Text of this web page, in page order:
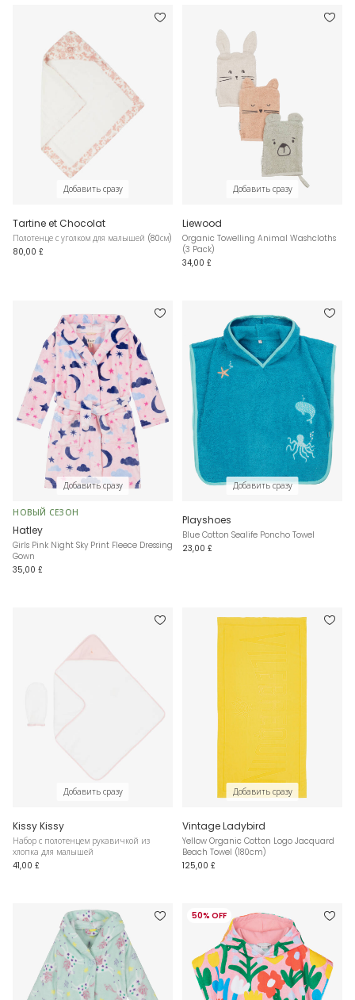
Добавить сразу
Tartine et Chocolat
Полотенце с уголком для малышей (80см)
80,00 £
Добавить сразу
Liewood
Organic Towelling Animal Washcloths
(3 Pack)
34,00 £
Добавить сразу
НОВЫЙ СЕЗОН
Hatley
Girls Pink Night Sky Print Fleece Dressing
Gown
35,00 £
Добавить сразу
Playshoes
Blue Cotton Sealife Poncho Towel
23,00 £
Добавить сразу
Kissy Kissy
Набор с полотенцем рукавичкой из
хлопка для малышей
41,00 £
Добавить сразу
Vintage Ladybird
Yellow Organic Cotton Logo Jacquard
Beach Towel (180cm)
125,00 £
50% OFF